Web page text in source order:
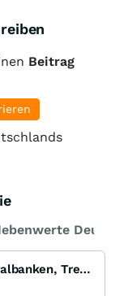
Beitrag
Das große Ganze - was Politik, Zentralbanken, Trends, Medien und Gesellschaft mit Aktien, Rohstoffen